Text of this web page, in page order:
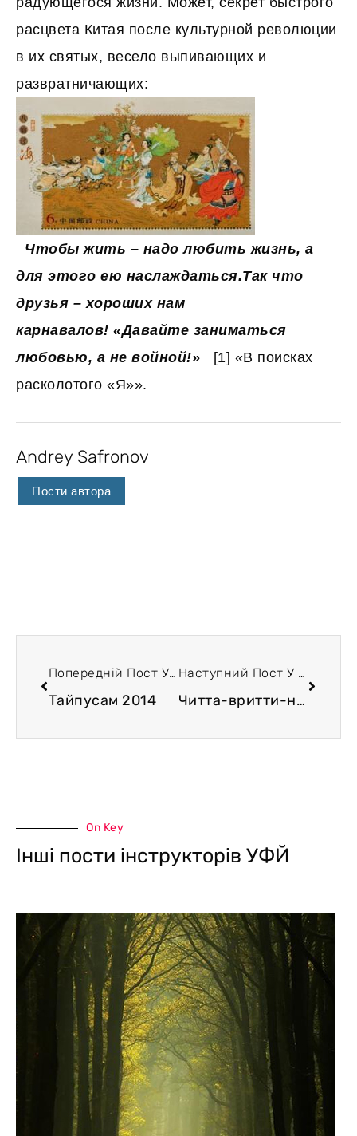
расцвета Китая после культурной революции
в их святых, весело выпивающих и
развратничающих:
Чтобы жить – надо любить жизнь, а
для этого ею наслаждаться.Так что
друзья – хороших нам
карнавалов! «Давайте заниматься
любовью, а не войной!»
[1] «В поисках
расколотого «Я»».
Andrey Safronov
Пости автора
Попередній Пост У Блозі
Тайпусам 2014
Наступний Пост У Блозі
Читта-вритти-ниродха и шаманский опыт. Сутра 1.2.
On Key
Інші пости інструкторів УФЙ